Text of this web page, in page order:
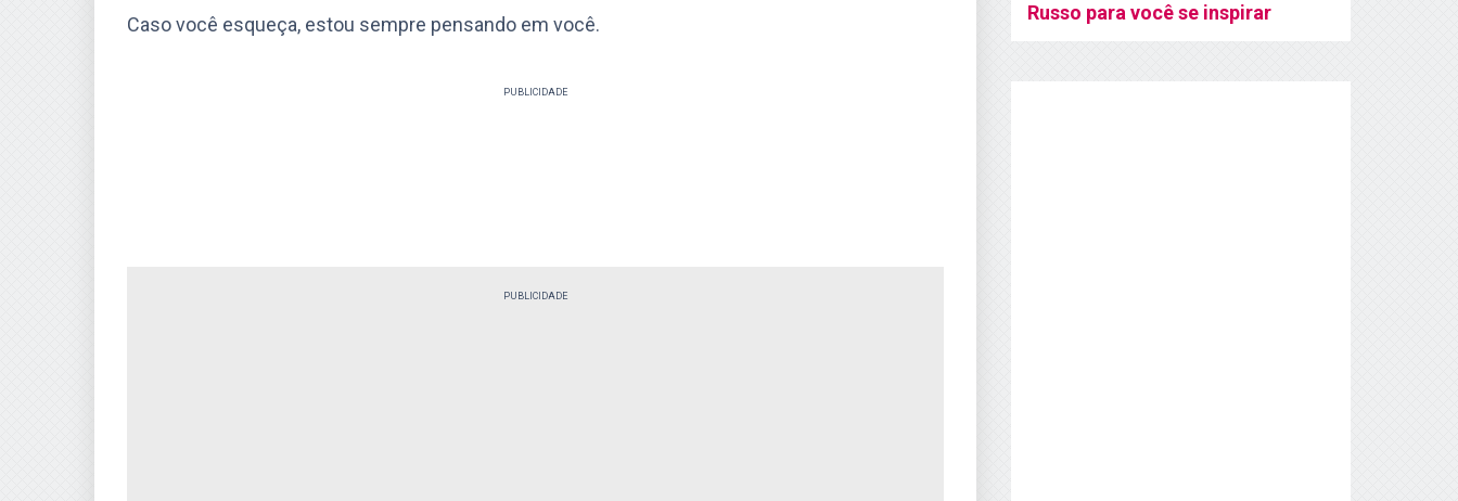
Caso você esqueça, estou sempre pensando em você.
PUBLICIDADE
PUBLICIDADE
Russo para você se inspirar